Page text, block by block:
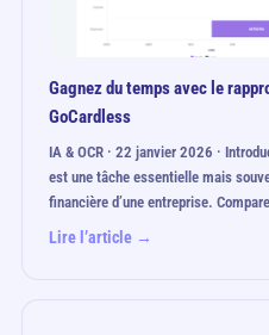
Gagnez du temps avec le
GoCardless
IA & OCR · 22 janvier 2026 ·
est une tâche essentielle mais
financière d’une entreprise.
Lire l’article →